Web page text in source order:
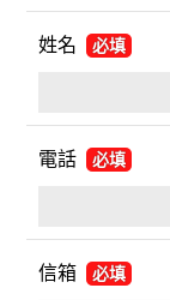
姓名 必填
電話 必填
信箱 必填